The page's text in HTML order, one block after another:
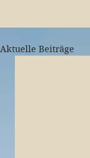
Aktuelle Beiträge